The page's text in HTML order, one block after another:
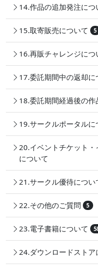
14.作品の追加発注につ
15.取寄販売について 5
16.再販チャレンジにつ
17.委託期間中の返却に
18.委託期間経過後の作
19.サークルポータルに
20.イベントチケット
について
21.サークル優待につい
22.その他のご質問 5
23.電子書籍について
24.ダウンロードストア